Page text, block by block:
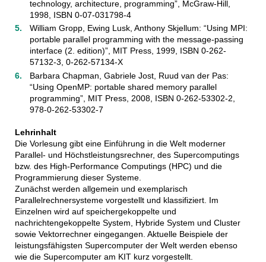
technology, architecture, programming”, McGraw-Hill,
1998, ISBN 0-07-031798-4
William Gropp, Ewing Lusk, Anthony Skjellum: “Using MPI:
portable parallel programming with the message-passing
interface (2. edition)”, MIT Press, 1999, ISBN 0-262-
57132-3, 0-262-57134-X
Barbara Chapman, Gabriele Jost, Ruud van der Pas:
“Using OpenMP: portable shared memory parallel
programming”, MIT Press, 2008, ISBN 0-262-53302-2,
978-0-262-53302-7
Lehrinhalt
Die Vorlesung gibt eine Einführung in die Welt moderner
Parallel- und Höchstleistungsrechner, des Supercomputings
bzw. des High-Performance Computings (HPC) und die
Programmierung dieser Systeme.
Zunächst werden allgemein und exemplarisch
Parallelrechnersysteme vorgestellt und klassifiziert. Im
Einzelnen wird auf speichergekoppelte und
nachrichtengekoppelte System, Hybride System und Cluster
sowie Vektorrechner eingegangen. Aktuelle Beispiele der
leistungsfähigsten Supercomputer der Welt werden ebenso
wie die Supercomputer am KIT kurz vorgestellt.